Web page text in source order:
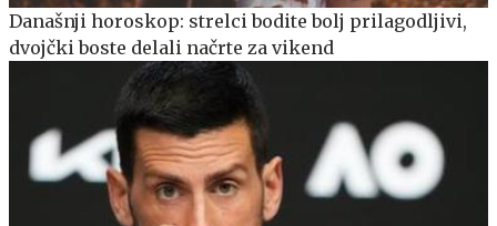
Današnji horoskop: strelci bodite bolj prilagodljivi,
dvojčki boste delali načrte za vikend